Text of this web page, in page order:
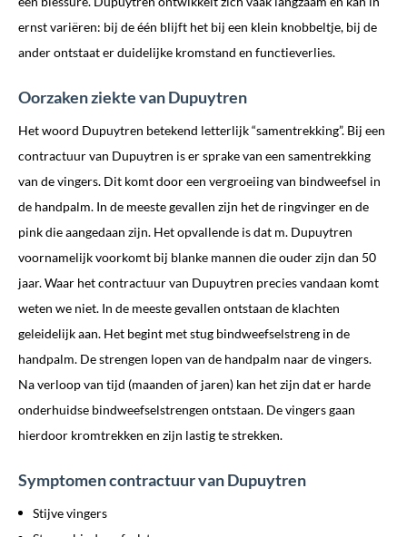
ernst variëren: bij de één blijft het bij een klein knobbeltje, bij de
ander ontstaat er duidelijke kromstand en functieverlies.
Oorzaken ziekte van Dupuytren
Het woord Dupuytren betekend letterlijk “samentrekking”. Bij een
contractuur van Dupuytren is er sprake van een samentrekking
van de vingers. Dit komt door een vergroeiing van bindweefsel in
de handpalm. In de meeste gevallen zijn het de ringvinger en de
pink die aangedaan zijn. Het opvallende is dat m. Dupuytren
voornamelijk voorkomt bij blanke mannen die ouder zijn dan 50
jaar. Waar het contractuur van Dupuytren precies vandaan komt
weten we niet. In de meeste gevallen ontstaan de klachten
geleidelijk aan. Het begint met stug bindweefselstreng in de
handpalm. De strengen lopen van de handpalm naar de vingers.
Na verloop van tijd (maanden of jaren) kan het zijn dat er harde
onderhuidse bindweefselstrengen ontstaan. De vingers gaan
hierdoor kromtrekken en zijn lastig te strekken.
Symptomen contractuur van Dupuytren
Stijve vingers